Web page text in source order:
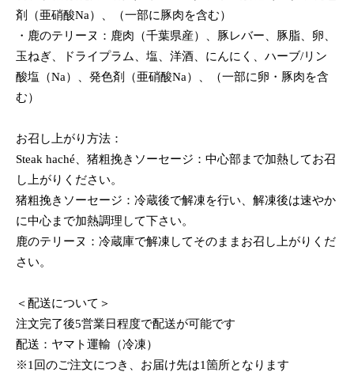
剤（亜硝酸Na）、（一部に豚肉を含む）
・鹿のテリーヌ：鹿肉（千葉県産）、豚レバー、豚脂、卵、
玉ねぎ、ドライプラム、塩、洋酒、にんにく、ハーブ/リン
酸塩（Na）、発色剤（亜硝酸Na）、（一部に卵・豚肉を含
む）
お召し上がり方法：
Steak haché、猪粗挽きソーセージ：中心部まで加熱してお召
し上がりください。
猪粗挽きソーセージ：冷蔵後で解凍を行い、解凍後は速やか
に中心まで加熱調理して下さい。
鹿のテリーヌ：冷蔵庫で解凍してそのままお召し上がりくだ
さい。
＜配送について＞
注文完了後5営業日程度で配送が可能です
配送：ヤマト運輸（冷凍）
※1回のご注文につき、お届け先は1箇所となります